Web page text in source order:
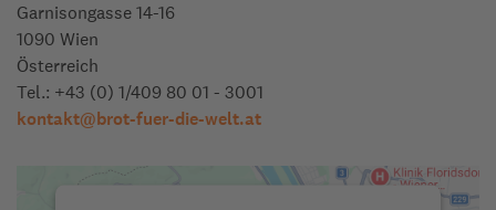
Garnisongasse 14-16
1090 Wien
Österreich
Tel.: +43 (0) 1/409 80 01 - 3001
kontakt@brot-fuer-die-welt.at